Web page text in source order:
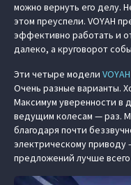
можно вернуть его делу.
этом преуспели. VOYAH
эффективно работать и
далеко, а круговорот
Эти четыре модели VOYAH
Очень разные варианты.
Максимум уверенности в
ведущим колесам — раз.
благодаря почти
электрическому приводу
предложений лучше